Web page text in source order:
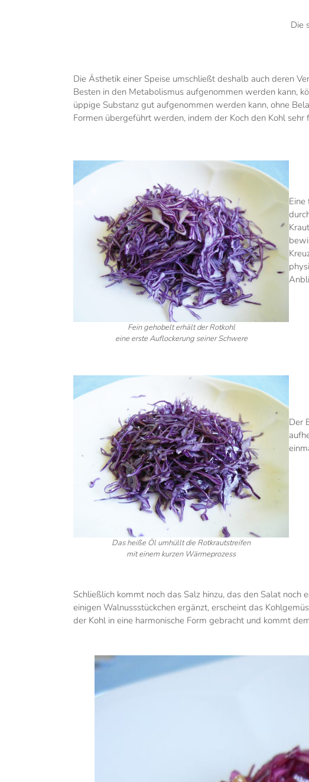
Die
Die Ästhetik einer Speise umschließt deshalb auch deren
Besten in den Metabolismus aufgenommen werden kann,
üppige Substanz gut aufgenommen werden kann, ohne
Formen übergeführt werden, indem der Koch den Kohl sehr
Fein gehobelt erhält der Rotkohl
eine erste Auflockerung seiner Schwere
Das heiße Öl umhüllt die Rotkrautstreifen
mit einem kurzen Wärmeprozess
Der
Schließlich kommt noch das Salz hinzu, das den Salat
einigen Walnussstückchen ergänzt, erscheint das
der Kohl in eine harmonische Form gebracht und kommt